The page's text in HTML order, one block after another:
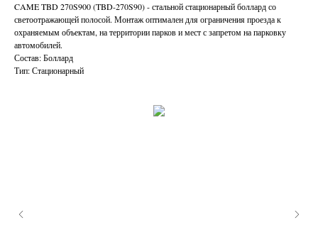
CAME TBD 270S900 (TBD-270S90) - стальной стационарный боллард со
светоотражающей полосой. Монтаж оптимален для ограничения проезда к
охраняемым объектам, на территории парков и мест с запретом на парковку
автомобилей.
Состав: Боллард
Тип: Стационарный